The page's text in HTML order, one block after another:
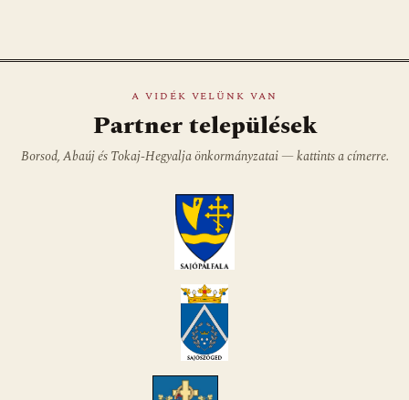
A VIDÉK VELÜNK VAN
Partner települések
Borsod, Abaúj és Tokaj-Hegyalja önkormányzatai — kattints a címerre.